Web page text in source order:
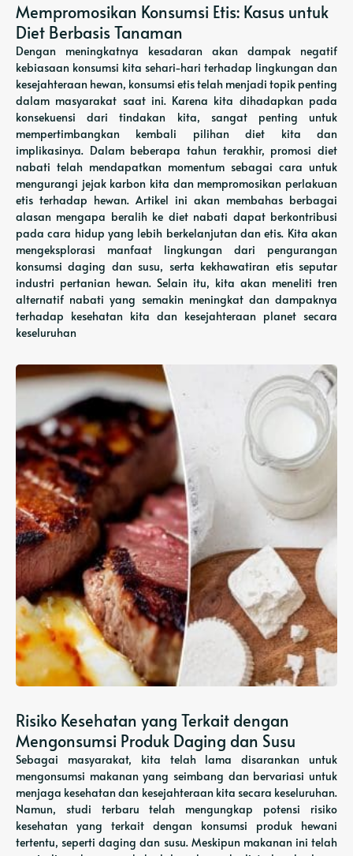
Mempromosikan Konsumsi Etis: Kasus untuk
Diet Berbasis Tanaman
Dengan meningkatnya kesadaran akan dampak negatif
kebiasaan konsumsi kita sehari-hari terhadap lingkungan dan
kesejahteraan hewan, konsumsi etis telah menjadi topik penting
dalam masyarakat saat ini. Karena kita dihadapkan pada
konsekuensi dari tindakan kita, sangat penting untuk
mempertimbangkan kembali pilihan diet kita dan
implikasinya. Dalam beberapa tahun terakhir, promosi diet
nabati telah mendapatkan momentum sebagai cara untuk
mengurangi jejak karbon kita dan mempromosikan perlakuan
etis terhadap hewan. Artikel ini akan membahas berbagai
alasan mengapa beralih ke diet nabati dapat berkontribusi
pada cara hidup yang lebih berkelanjutan dan etis. Kita akan
mengeksplorasi manfaat lingkungan dari pengurangan
konsumsi daging dan susu, serta kekhawatiran etis seputar
industri pertanian hewan. Selain itu, kita akan meneliti tren
alternatif nabati yang semakin meningkat dan dampaknya
terhadap kesehatan kita dan kesejahteraan planet secara
keseluruhan
Risiko Kesehatan yang Terkait dengan
Mengonsumsi Produk Daging dan Susu
Sebagai masyarakat, kita telah lama disarankan untuk
mengonsumsi makanan yang seimbang dan bervariasi untuk
menjaga kesehatan dan kesejahteraan kita secara keseluruhan.
Namun, studi terbaru telah mengungkap potensi risiko
kesehatan yang terkait dengan konsumsi produk hewani
tertentu, seperti daging dan susu. Meskipun makanan ini telah